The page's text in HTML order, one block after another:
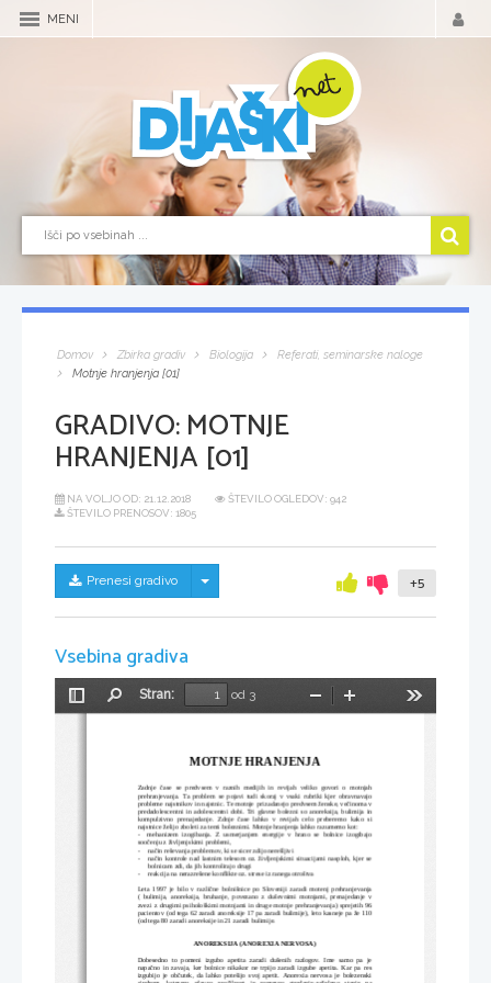
MENI
Domov Zbirka gradiv Biologija
Referati, seminarske naloge
Motnje hranjenja [01]
GRADIVO:MOTNJE
HRANJENJA [01]
NA VOLJO OD: 21.12.2018
ŠTEVILO OGLEDOV: 942
ŠTEVILO PRENOSOV: 1805
Prenesi gradivo Skrij/prikaži meni +5
Vsebina gradiva
Preklopi
Stran:
od 3
Pomanjšaj
MOTNJE HRANJENJA
Zadnje   čase   se   predvsem   v   raznih   medijih   in   revijah   veliko   govori   o   motnjah
prehranjevanja. Ta problem se pojavi tudi skoraj v vsaki rubriki kjer obravnavajo
probleme najstnikov in najstnic. Te motnje  prizadanejo predvsem ženske, večinoma v
predadolescentni in adolescentni dobi. Tri glavne bolezni so anoreksija, bulimija in
kompulzivno   prenajedanje.   Zdnje   čase   lahko   v   revijah   celo   preberemo   kako   si
najstnice želijo zboleti za temi boleznimi. Motnje hranjenja lahko razumemo kot:
-     mehanizem   izogibanja.   Z   usmerjanjem   energije   v   hrano   se   bolnice   izogibajo
soočenju z življenjskimi problemi,
-
način reševanja problemov, ki se sicer zdijo nerešljivi
-
način kontrole nad lastnim telesom oz. življenjskimi situacijami nasploh, kjer se
bolnicam zdi, da jih kontrolirajo drugi
-
reakcija na nerazrešene konflikte oz. strese iz ranega otroštva
Leta 1997 je bilo v različne bolnišnice po Sloveniji zaradi motenj prehranjevanja
(  bulimija,  anoreksija,  bruhanje,  povezano   z  duševnimi  motnjami,   prenajedanje   v
zvezi z drugimi psihološkimi motnjami in druge motnje prehranjevanja) sprejetih 96
pacientov (od tega 62 zaradi anoreksije 17 pa zaradi bulimije), leto kasneje pa že 110
(od tega 80 zaradi anoreksije in 21 zaradi bulimije.
ANOREKSIJA (ANOREXIA NERVOSA)
Dobesedno   to   pomeni   izgubo   apetita   zaradi   dušenih   razlogov.   Ime   samo   pa   je
napačno in zavaja, ker bolnice nikakor ne trpijo zaradi izgube apetita. Kar pa res
izgubijo je občutek, da lahko potešijo svoj apetit. Anorexia nervosa je bolezenski